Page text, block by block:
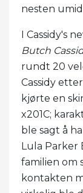
nesten
I Cassidy's
Butch
rundt 20
Cassidy
kjørte en
x201C;
ble sagt å
Lula Parker
familien om
kontakten